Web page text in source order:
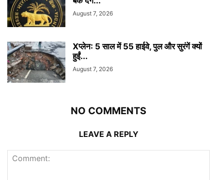
August 7, 2026
Xप्लेन: 5 साल में 55 हाईवे, पुल और सुरंगें क्यों
हुईं...
August 7, 2026
NO COMMENTS
LEAVE A REPLY